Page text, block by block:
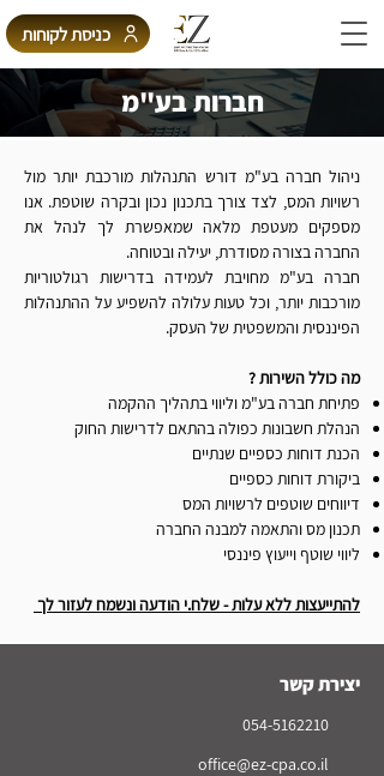
כניסת לקוחות
חברות בע"מ
ניהול חברה בע"מ דורש התנהלות מורכבת יותר מול
רשויות המס, לצד צורך בתכנון נכון ובקרה שוטפת. אנו
מספקים מעטפת מלאה שמאפשרת לך לנהל את
החברה בצורה מסודרת, יעילה ובטוחה.
חברה בע"מ מחויבת לעמידה בדרישות רגולטוריות
מורכבות יותר, וכל טעות עלולה להשפיע על ההתנהלות
הפיננסית והמשפטית של העסק.
מה כולל השירות ?
פתיחת חברה בע"מ וליווי בתהליך ההקמה
הנהלת חשבונות כפולה בהתאם לדרישות החוק
הכנת דוחות כספיים שנתיים
ביקורת דוחות כספיים
דיווחים שוטפים לרשויות המס
תכנון מס והתאמה למבנה החברה
ליווי שוטף וייעוץ פיננסי
להתייעצות ללא עלות - שלח.י הודעה ונשמח לעזור לך
יצירת קשר
054-5162210
office@ez-cpa.co.il